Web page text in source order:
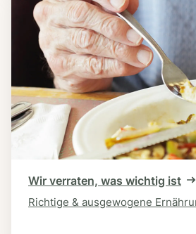
Wir verraten, was wichtig ist
Richtige & ausgewogene